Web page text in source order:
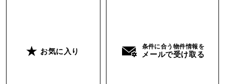
お気に入り
条件に合う物件情報を
メールで受け取る